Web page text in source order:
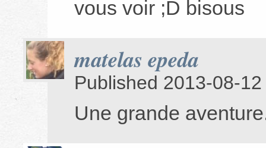
vous voir ;D bisous
matelas epeda
Published 2013-08-
Une grande